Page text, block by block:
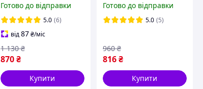
весну без капюшона,
Худі на блискавці
молодіжна
Готово до відправки
5.0 (6)
від87 ₴/міс
870 ₴
1 130 ₴
Купити
блискавці з лампасом
весна осінь біла
Готово до відправки
5.0 (5)
816₴
960 ₴
Купити